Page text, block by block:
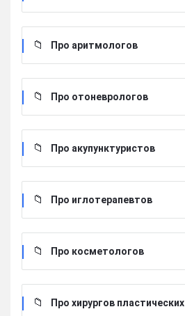
Про аритмологов
Про отоневрологов
Про акупунктуристов
Про иглотерапевтов
Про косметологов
Про хирургов пластических